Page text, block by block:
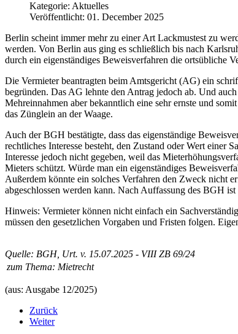
Kategorie: Aktuelles
Veröffentlicht: 01. December 2025
Berlin scheint immer mehr zu einer Art Lackmustest zu
werden. Von Berlin aus ging es schließlich bis nach
durch ein eigenständiges Beweisverfahren die ortsübliche
Die Vermieter beantragten beim Amtsgericht (AG) ein
begründen. Das AG lehnte den Antrag jedoch ab. Und
Mehreinnahmen aber bekanntlich eine sehr ernste und
das Zünglein an der Waage.
Auch der BGH bestätigte, dass das eigenständige
rechtliches Interesse besteht, den Zustand oder Wert einer
Interesse jedoch nicht gegeben, weil das
Mieters schützt. Würde man ein eigenständiges
Außerdem könnte ein solches Verfahren den Zweck nicht
abgeschlossen werden kann. Nach Auffassung des BGH
Hinweis: Vermieter können nicht einfach ein
müssen den gesetzlichen Vorgaben und Fristen folgen.
Quelle: BGH, Urt. v. 15.07.2025 - VIII ZB 69/24
zum Thema: Mietrecht
(aus: Ausgabe 12/2025)
Zurück
Weiter